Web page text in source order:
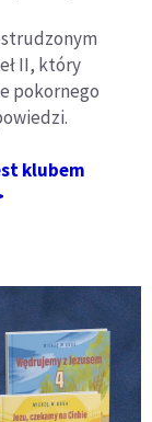
II, który
pokornego
klubem